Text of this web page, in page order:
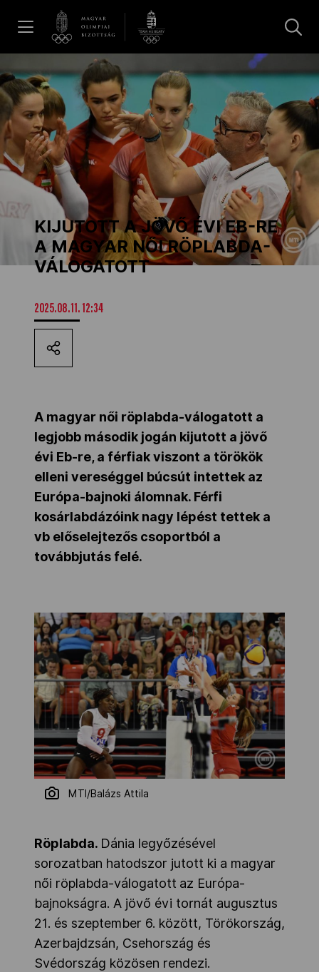
Hírek
Galéria
Dakar 2026
Los Angeles 2028
Kettőskarrier-program
Társszervezetek
OVEP
Adatbank
KIJUTOTT A JÖVŐ ÉVI EB-RE
A MAGYAR NŐI RÖPLABDA-
VÁLOGATOTT
2025.08.11. 12:34
A magyar női röplabda-válogatott a
legjobb második jogán kijutott a jövő
évi Eb-re, a férfiak viszont a törökök
elleni vereséggel búcsút intettek az
Európa-bajnoki álomnak. Férfi
kosárlabdázóink nagy lépést tettek a
vb előselejtezős csoportból a
továbbjutás felé.
MTI/Balázs Attila
Röplabda. Dánia legyőzésével
sorozatban hatodszor jutott ki a magyar
női röplabda-válogatott az Európa-
bajnokságra. A jövő évi tornát augusztus
21. és szeptember 6. között, Törökország,
Azerbajdzsán, Csehország és
Svédország közösen rendezi.